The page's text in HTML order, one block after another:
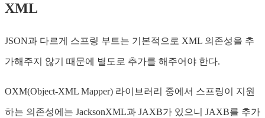
XML
JSON과 다르게 스프링 부트는 기본적으로 XML 의존성을 추
가해주지 않기 때문에 별도로 추가를 해주어야 한다.
OXM(Object-XML Mapper) 라이브러리 중에서 스프링이 지원
하는 의존성에는 JacksonXML과 JAXB가 있으니 JAXB를 추가